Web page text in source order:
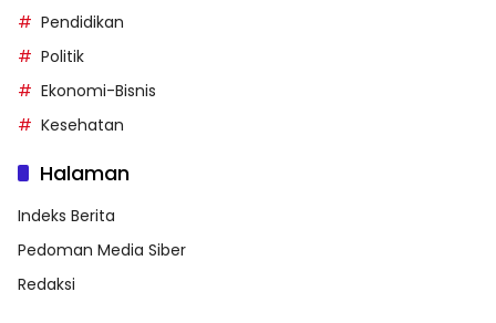
Pendidikan
Politik
Ekonomi-Bisnis
Kesehatan
Halaman
Indeks Berita
Pedoman Media Siber
Redaksi